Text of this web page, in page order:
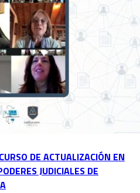
DE ACTUALIZACIÓN EN
JUDICIALES DE